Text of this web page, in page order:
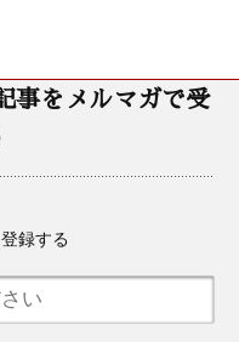
事をメルマガで受
録する